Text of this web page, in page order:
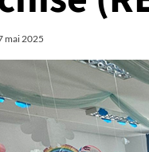
mai 2025